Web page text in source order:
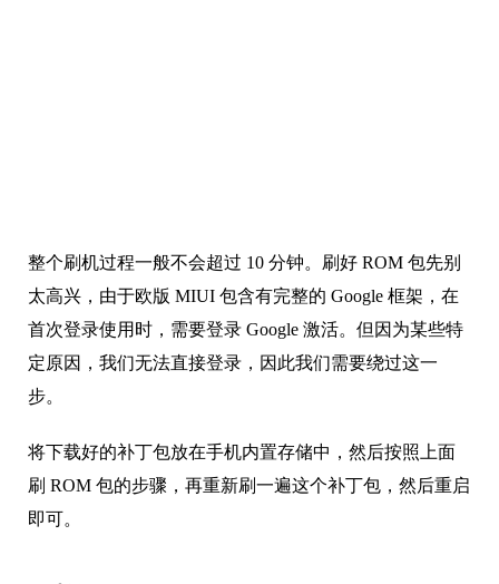
首次登录使用时，需要登录 Google 激活。但因为某些特
定原因，我们无法直接登录，因此我们需要绕过这一
步。
将下载好的补丁包放在手机内置存储中，然后按照上面
刷 ROM 包的步骤，再重新刷一遍这个补丁包，然后重启
即可。
结论